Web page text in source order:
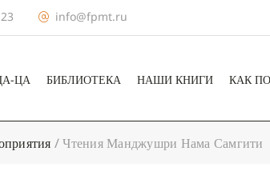
info@fpmt.ru
ЦА БИБЛИОТЕКА НАШИ КНИГИ КАК
/Чтения Манджушри Нама Самгити